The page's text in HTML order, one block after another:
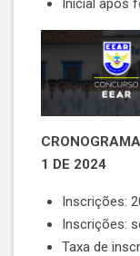
Inicial após
1 DE 2024
Inscrições:
Inscrições:
Taxa de